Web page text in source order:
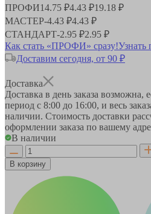
ПРОФИ14.75 ₽4.43 ₽19.18 ₽
МАСТЕР-4.43 ₽4.43 ₽
СТАНДАРТ-2.95 ₽2.95 ₽
Как стать «ПРОФИ» сразу!Узнать
Доставим сегодня, от 90 ₽
Доставка
Доставка в день заказа возможна,
период с 8:00 до 16:00, и весь
наличии. Стоимость доставки
оформлении заказа по вашему
В наличии
В корзину